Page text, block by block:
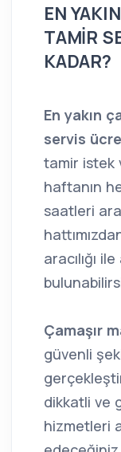
EN
TAMİR
KADAR?
En yakın
servis
tamir istek
haftanın
saatleri
aracılığı
Çamaşır
güvenli
dikkatli ve
hizmetleri